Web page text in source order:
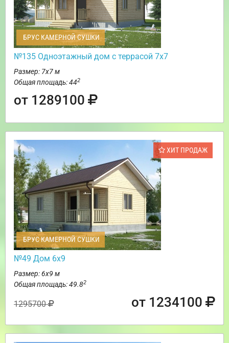
БРУС КАМЕРНОЙ СУШКИ
№135 Одноэтажный дом с террасой 7х7
Размер: 7х7 м
Общая площадь: 442
от 1289100
ХИТ ПРОДАЖ
БРУС КАМЕРНОЙ СУШКИ
№49 Дом 6х9
Размер: 6х9 м
Общая площадь: 49.82
1295700 от 1234100